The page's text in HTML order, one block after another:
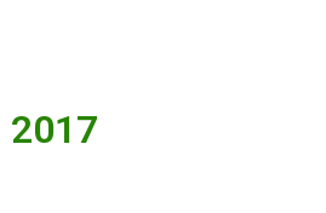
2017